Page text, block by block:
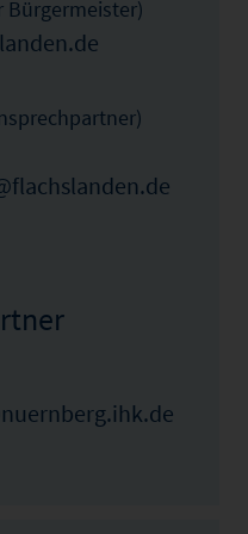
Bürgermeister)